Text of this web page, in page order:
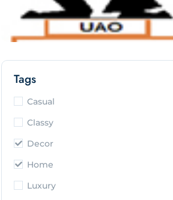
Tags
Casual
Classy
Decor
Home
Luxury